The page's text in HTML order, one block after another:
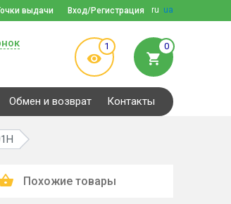
ru ua
Вход/Регистрация
выдачи
1 0
Обмен и возврат Контакты
Похожие товары